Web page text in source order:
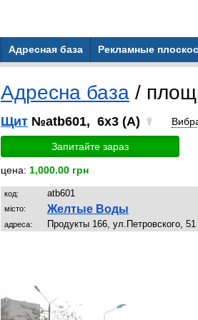
Адресная база Рекламные
Адресна база /
Щит №atb601, 6x3 (A)
Запитайте зараз
цена: 1,000.00 грн
код: atb601
місто: Желтые Воды
адреса: Продукты 166, ул.Петровского, 51